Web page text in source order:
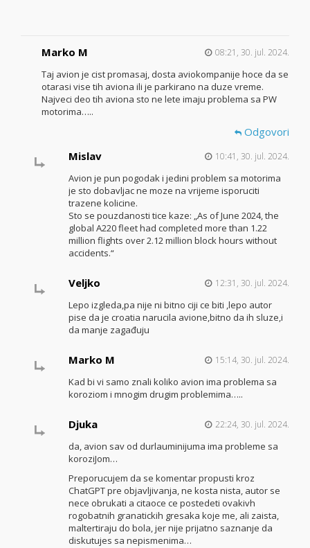
Marko M 08:21, 30. jul. 2024.
Taj avion je cist promasaj, dosta aviokompanije hoce da se
otarasi vise tih aviona ili je parkirano na duze vreme.
Najveci deo tih aviona sto ne lete imaju problema sa PW
motorima…..
Odgovori
Mislav
10:41, 30. jul. 2024.
Avion je pun pogodak i jedini problem sa motorima
je sto dobavljac ne moze na vrijeme isporuciti
trazene kolicine.
Sto se pouzdanosti tice kaze: „As of June 2024, the
global A220 fleet had completed more than 1.22
million flights over 2.12 million block hours without
accidents.“
Veljko 12:31, 30. jul. 2024.
Lepo izgleda,pa nije ni bitno ciji ce biti ,lepo autor
pise da je croatia narucila avione,bitno da ih sluze,i
da manje zagađuju
Marko M 15:14, 30. jul. 2024.
Kad bi vi samo znali koliko avion ima problema sa
koroziom i mnogim drugim problemima…..
Djuka 22:24, 30. jul. 2024.
da, avion sav od durlauminijuma ima probleme sa
koroziJom…
Preporucujem da se komentar propusti kroz
ChatGPT pre objavljivanja, ne kosta nista, autor se
nece obrukati a citaoce ce postedeti ovakivh
rogobatnih granatickih gresaka koje me, ali zaista,
maltertiraju do bola, jer nije prijatno saznanje da
diskutujes sa nepismenima…